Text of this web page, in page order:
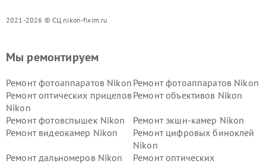
2021-2026 © СЦ nikon-fixim.ru
Мы ремонтируем
Ремонт фотоаппаратов Nikon Ремонт фотоаппаратов Nikon
Ремонт оптических прицелов
Nikon
Ремонт объективов Nikon
Ремонт фотовспышек Nikon
Ремонт экшн-камер Nikon
Ремонт видеокамер Nikon
Ремонт цифровых биноклей
Nikon
Ремонт дальномеров Nikon
Ремонт оптических